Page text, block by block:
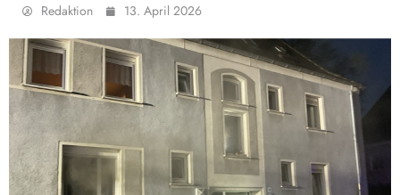
Redaktion 13. April 2026